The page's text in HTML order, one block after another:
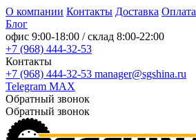
О компании Контакты Доставка Оплата
Блог
офис 9:00-18:00 / склад 8:00-22:00
+7 (968) 444-32-53
Контакты
+7 (968) 444-32-53 manager@sgshina.ru
Telegram MAX
Обратный звонок
Обратный звонок